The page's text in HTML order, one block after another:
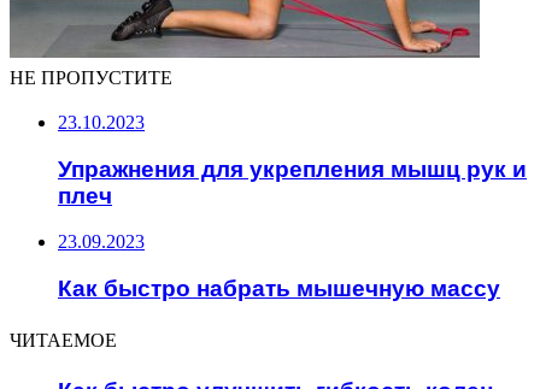
НЕ ПРОПУСТИТЕ
23.10.2023
Упражнения для укрепления мышц рук и
плеч
23.09.2023
Как быстро набрать мышечную массу
ЧИТАЕМОЕ